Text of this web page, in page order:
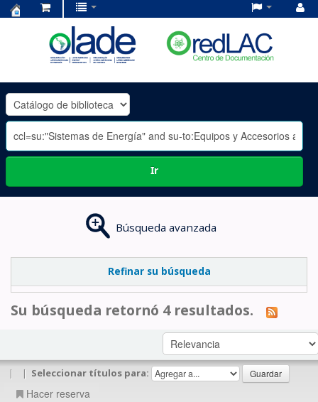
OLADE
-
Ir
Búsqueda avanzada
Refinar su búsqueda
Su búsqueda retornó 4 resultados.
| | Seleccionar títulos para:
Hacer reserva